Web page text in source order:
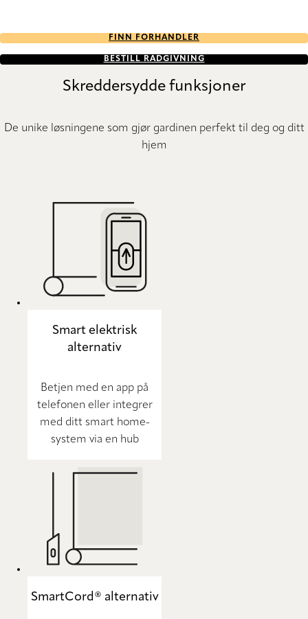
FINN FORHANDLER
BESTILL RÅDGIVNING
Skreddersydde funksjoner
De unike løsningene som gjør gardinen perfekt til deg og ditt
hjem
Smart elektrisk
alternativ
Betjen med en app på
telefonen eller integrer
med ditt smart home-
system via en hub
SmartCord® alternativ